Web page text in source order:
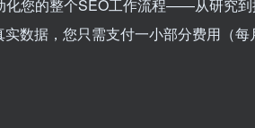
化您的整个SEO工作流程——从研究
数据，您只需支付一小部分费用（